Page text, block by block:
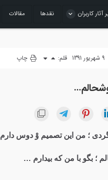
آثار کاربران نقدها مقالات
9 شهریور 1391 قلم: چاپ
؛ من این تصمیم وْ دوس دارم
؛ بگو با من که بیدارم …